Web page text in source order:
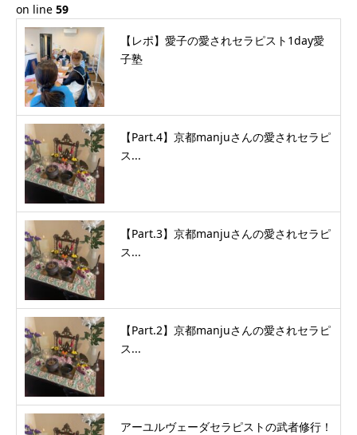
on line 59
【レポ】愛子の愛されセラピスト1day愛
子塾
【Part.4】京都manjuさんの愛されセラピ
ス...
【Part.3】京都manjuさんの愛されセラピ
ス...
【Part.2】京都manjuさんの愛されセラピ
ス...
アーユルヴェーダセラピストの武者修行！